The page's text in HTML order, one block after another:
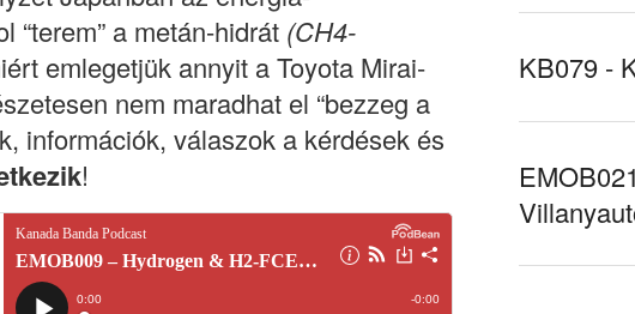
“terem” a metán-hidrát (CH4-
emlegetjük annyit a Toyota Mirai-
nem maradhat el “bezzeg a
információk, válaszok a kérdések és
!
KB079 -